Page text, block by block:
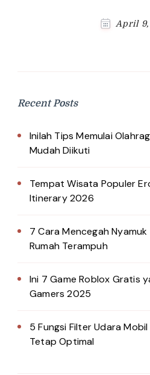
April
Recent Posts
Inilah Tips Memulai
Mudah Diikuti
Tempat Wisata Populer
Itinerary 2026
7 Cara Mencegah
Rumah Terampuh
Ini 7 Game Roblox Gratis
Gamers 2025
5 Fungsi Filter Udara
Tetap Optimal